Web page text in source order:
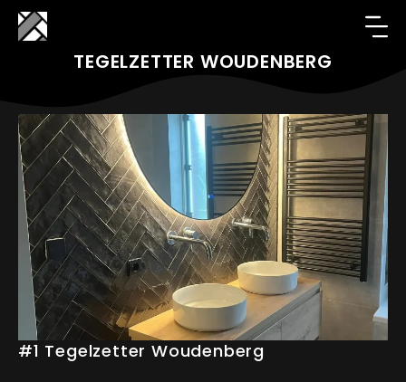
TEGELZETTER WOUDENBERG
#1 Tegelzetter Woudenberg